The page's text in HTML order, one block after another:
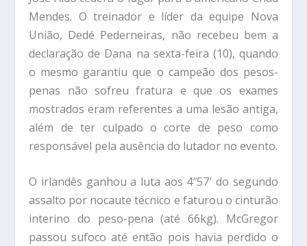
Mendes. O treinador e líder da equipe Nova
União, Dedé Pederneiras, não recebeu bem a
declaração de Dana na sexta-feira (10), quando
o mesmo garantiu que o campeão dos pesos-
penas não sofreu fratura e que os exames
mostrados eram referentes a uma lesão antiga,
além de ter culpado o corte de peso como
responsável pela ausência do lutador no evento.
O irlandês ganhou a luta aos 4″57′ do segundo
assalto por nocaute técnico e faturou o cinturão
interino do peso-pena (até 66kg). McGregor
passou sufoco até então pois havia perdido o